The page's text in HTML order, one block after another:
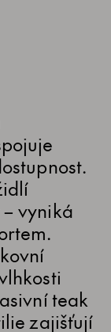
vyniká
teak
zajišťují